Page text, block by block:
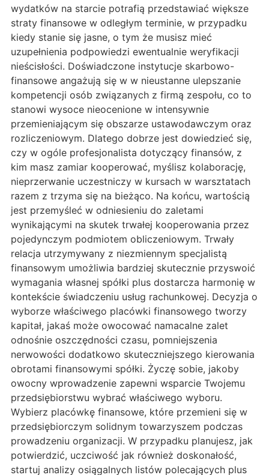
wydatków na starcie potrafią przedstawiać większe
straty finansowe w odległym terminie, w przypadku
kiedy stanie się jasne, o tym że musisz mieć
uzupełnienia podpowiedzi ewentualnie weryfikacji
nieścisłości. Doświadczone instytucje skarbowo-
finansowe angażują się w w nieustanne ulepszanie
kompetencji osób związanych z firmą zespołu, co to
stanowi wysoce nieocenione w intensywnie
przemieniającym się obszarze ustawodawczym oraz
rozliczeniowym. Dlatego dobrze jest dowiedzieć się,
czy w ogóle profesjonalista dotyczący finansów, z
kim masz zamiar kooperować, myślisz kolaborację,
nieprzerwanie uczestniczy w kursach w warsztatach
razem z trzyma się na bieżąco. Na końcu, wartością
jest przemyśleć w odniesieniu do zaletami
wynikającymi na skutek trwałej kooperowania przez
pojedynczym podmiotem obliczeniowym. Trwały
relacja utrzymywany z niezmiennym specjalistą
finansowym umożliwia bardziej skutecznie przyswoić
wymagania własnej spółki plus dostarcza harmonię w
kontekście świadczeniu usług rachunkowej. Decyzja o
wyborze właściwego placówki finansowego tworzy
kapitał, jakaś może owocować namacalne zalet
odnośnie oszczędności czasu, pomniejszenia
nerwowości dodatkowo skuteczniejszego kierowania
obrotami finansowymi spółki. Życzę sobie, jakoby
owocny wprowadzenie zapewni wsparcie Twojemu
przedsiębiorstwu wybrać właściwego wyboru.
Wybierz placówkę finansowe, które przemieni się w
przedsiębiorczym solidnym towarzyszem podczas
prowadzeniu organizacji. W przypadku planujesz, jak
potwierdzić, uczciwość jak również doskonałość,
startuj analizy osiągalnych listów polecających plus